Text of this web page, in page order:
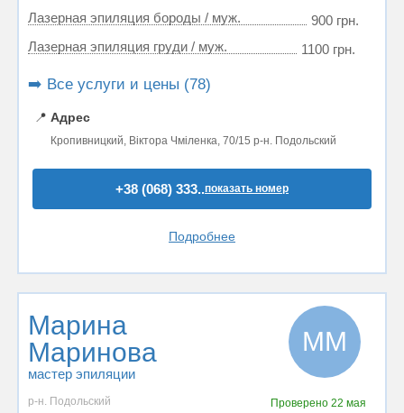
Лазерная эпиляция бороды / муж.
900 грн.
Лазерная эпиляция груди / муж.
1100 грн.
➡️ Все услуги и цены (78)
📍 Адрес
Кропивницкий, Віктора Чміленка, 70/15 р-н. Подольский
+38 (068) 333..показать номер
Подробнее
Марина
Маринова
мастер эпиляции
ММ
р-н. Подольский Проверено 22 мая